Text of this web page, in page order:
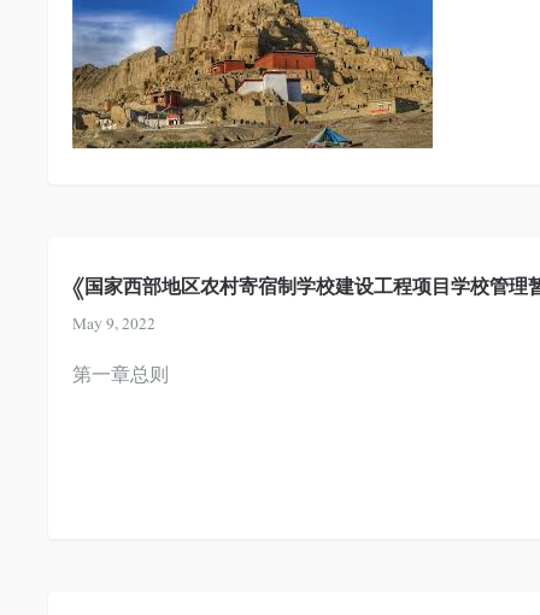
《国家西部地区农村寄宿制学校建设工程项目学校管理
May 9, 2022
第一章总则